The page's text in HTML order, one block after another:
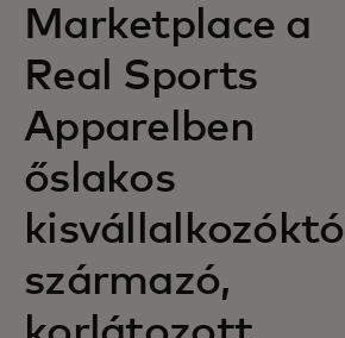
Marketplace a
Real Sports
Apparelben
őslakos
kisvállalkozóktól
származó,